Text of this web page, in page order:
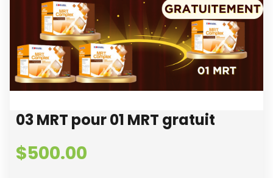
03 MRT pour 01 MRT gratuit
$500.00